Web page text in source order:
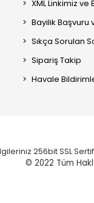
XML Linkimiz ve
Bayilik Başvuru
Sıkça Sorulan
Sipariş Takip
Havale
256bit SSL
© 2022 Tüm